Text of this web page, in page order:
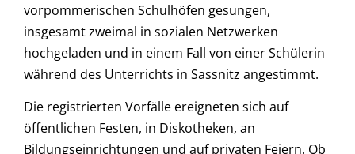
vorpommerischen Schulhöfen gesungen,
insgesamt zweimal in sozialen Netzwerken
hochgeladen und in einem Fall von einer Schülerin
während des Unterrichts in Sassnitz angestimmt.
Die registrierten Vorfälle ereigneten sich auf
öffentlichen Festen, in Diskotheken, an
Bildungseinrichtungen und auf privaten Feiern. Ob